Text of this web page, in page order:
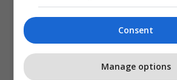
Consent
Manage options